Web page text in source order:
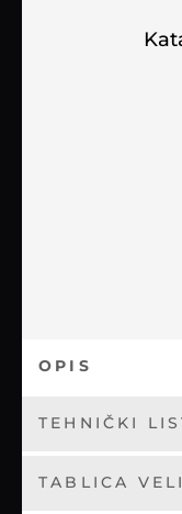
OPIS
TEHNIČKI
TABLICA